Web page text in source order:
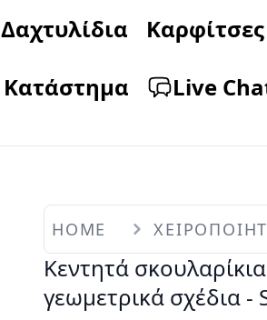
Δαχτυλίδια Καρφίτσες
Κατάστημα Live
HOME
Κεντητά
γεωμετρικά σχέδια -